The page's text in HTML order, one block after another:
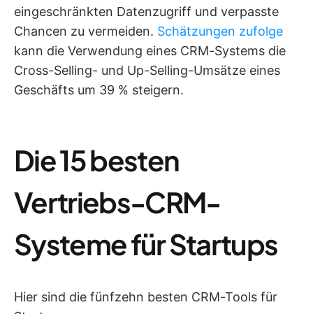
eingeschränkten Datenzugriff und verpasste
Chancen zu vermeiden. Schätzungen zufolge
kann die Verwendung eines CRM-Systems die
Cross-Selling- und Up-Selling-Umsätze eines
Geschäfts um 39 % steigern.
Die 15 besten
Vertriebs-CRM-
Systeme für Startups
Hier sind die fünfzehn besten CRM-Tools für